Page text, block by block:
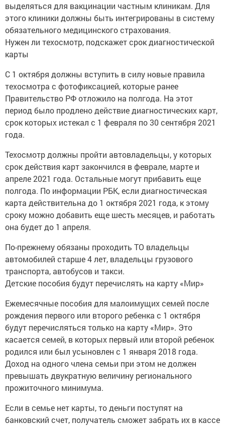
выделяться для вакцинации частным клиникам. Для
этого клиники должны быть интегрированы в систему
обязательного медицинского страхования.
Нужен ли техосмотр, подскажет срок диагностической
карты
С 1 октября должны вступить в силу новые правила
техосмотра с фотофиксацией, которые ранее
Правительство РФ отложило на полгода. На этот
период было продлено действие диагностических карт,
срок которых истекал с 1 февраля по 30 сентября 2021
года.
Техосмотр должны пройти автовладельцы, у которых
срок действия карт закончился в феврале, марте и
апреле 2021 года. Остальные могут прибавить еще
полгода. По информации РБК, если диагностическая
карта действительна до 1 октября 2021 года, к этому
сроку можно добавить еще шесть месяцев, и работать
она будет до 1 апреля.
По-прежнему обязаны проходить ТО владельцы
автомобилей старше 4 лет, владельцы грузового
транспорта, автобусов и такси.
Детские пособия будут перечислять на карту «Мир»
Ежемесячные пособия для малоимущих семей после
рождения первого или второго ребенка с 1 октября
будут перечисляться только на карту «Мир». Это
касается семей, в которых первый или второй ребенок
родился или был усыновлен с 1 января 2018 года.
Доход на одного члена семьи при этом не должен
превышать двукратную величину регионального
прожиточного минимума.
Если в семье нет карты, то деньги поступят на
банковский счет, получатель сможет забрать их в кассе